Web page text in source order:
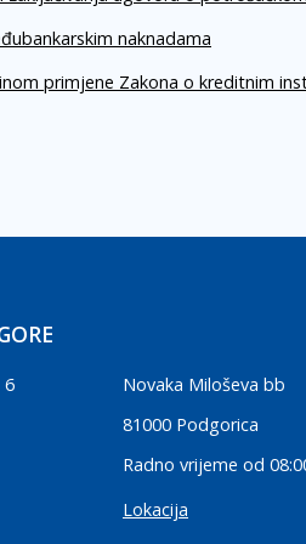
naknadama
primjene Zakona o kreditnim
6
Novaka Miloševa bb
81000 Podgorica
Radno vrijeme od
Lokacija